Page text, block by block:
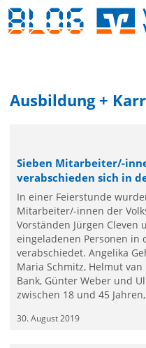
Ausbildung +
Sieben Mitarbeiter/-
verabschieden sich in
In einer Feierstunde
Mitarbeiter/-innen der
Vorständen Jürgen Cleven
eingeladenen Personen in
verabschiedet. Angelika
Maria Schmitz, Helmut
Bank, Günter Weber und
zwischen 18 und 45
30. August 2019